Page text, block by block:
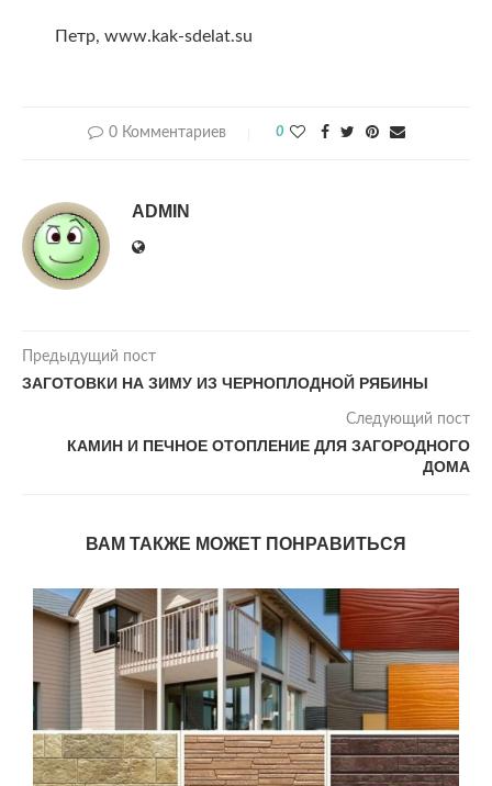
Петр, www.kak-sdelat.su
0 Комментариев 0
ADMIN
Предыдущий пост
ЗАГОТОВКИ НА ЗИМУ ИЗ ЧЕРНОПЛОДНОЙ РЯБИНЫ
Следующий пост
КАМИН И ПЕЧНОЕ ОТОПЛЕНИЕ ДЛЯ ЗАГОРОДНОГО
ДОМА
ВАМ ТАКЖЕ МОЖЕТ ПОНРАВИТЬСЯ